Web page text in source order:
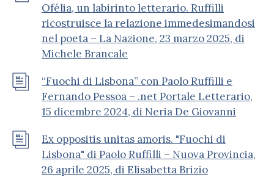
Ofélia, un labirinto letterario. Ruffilli
ricostruisce la relazione immedesimandosi
nel poeta – La Nazione, 23 marzo 2025, di
Michele Brancale
“Fuochi di Lisbona” con Paolo Ruffilli e
Fernando Pessoa – .net Portale Letterario,
15 dicembre 2024, di Neria De Giovanni
Ex oppositis unitas amoris. "Fuochi di
Lisbona" di Paolo Ruffilli – Nuova Provincia,
26 aprile 2025, di Elisabetta Brizio